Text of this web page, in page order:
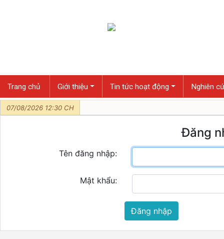
07/08/2026 12:30 CH
Trang chủ Giới thiệu Tin tức hoạt động Nghiên
Đăng
Tên đăng nhập:
Mật khẩu:
Đăng nhập